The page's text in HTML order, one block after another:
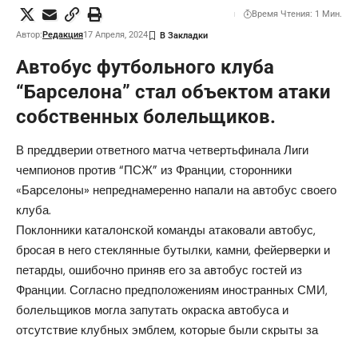
Автор:Редакция17 Апреля, 2024
Время Чтения: 1 Мин.
Автобус футбольного клуба
“Барселона” стал объектом атаки
собственных болельщиков.
В преддверии ответного матча четвертьфинала Лиги
чемпионов против “ПСЖ” из Франции, сторонники
«Барселоны» непреднамеренно напали на автобус своего
клуба.
Поклонники каталонской команды атаковали автобус,
бросая в него стеклянные бутылки, камни, фейерверки и
петарды, ошибочно приняв его за автобус гостей из
Франции. Согласно предположениям иностранных СМИ,
болельщиков могла запутать окраска автобуса и
отсутствие клубных эмблем, которые были скрыты за